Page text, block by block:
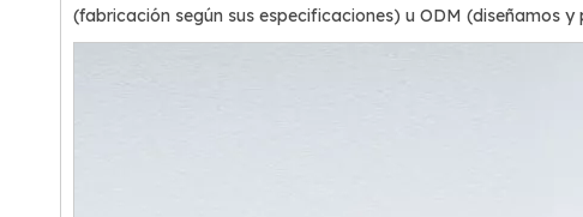
(fabricación según sus especificaciones) u ODM (diseñamos